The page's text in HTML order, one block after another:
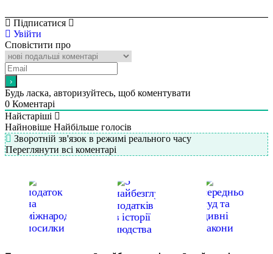
Підписатися
Увійти
Сповістити про
Будь ласка, авторизуйтесь, щоб коментувати
0 Коментарі
Найстаріші
Найновіше Найбільше голосів
Зворотній зв'язок в режимі реального часу
Переглянути всі коментарі